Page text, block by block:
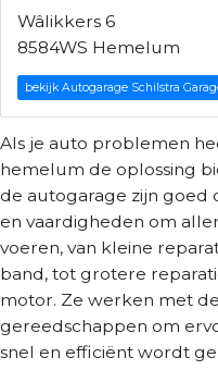
Wâlikkers 6
8584WS Hemelum
bekijk Autogarage Schilstra
Als je auto problemen
hemelum de oplossing
de autogarage zijn goed
en vaardigheden om
voeren, van kleine
band, tot grotere
motor. Ze werken met
gereedschappen om
snel en efficiënt wordt